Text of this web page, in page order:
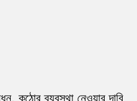
কঠোর ব্যবস্থা নেওয়ার দাবি